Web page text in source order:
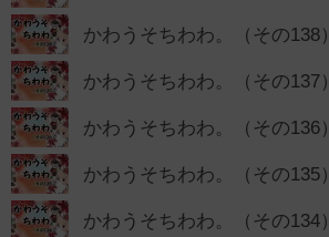
かわうそちわわ。（その138）
かわうそちわわ。（その137）
かわうそちわわ。（その136）
かわうそちわわ。（その135）
かわうそちわわ。（その134）